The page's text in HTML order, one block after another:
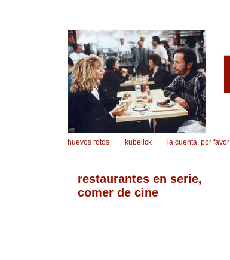
huevos rotos kubelick la cuenta, por favor
restaurantes en serie,
comer de cine